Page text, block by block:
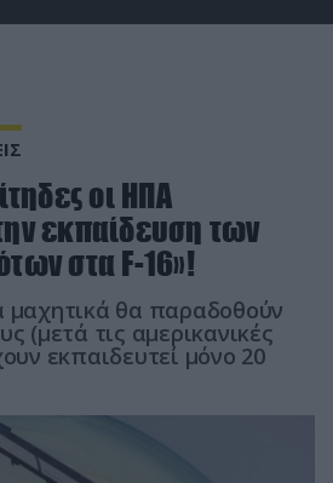
οι ΗΠΑ
εκπαίδευση των
στα F-16»!
μαχητικά θα παραδοθούν
(μετά τις αμερικανικές
εκπαιδευτεί μόνο 20